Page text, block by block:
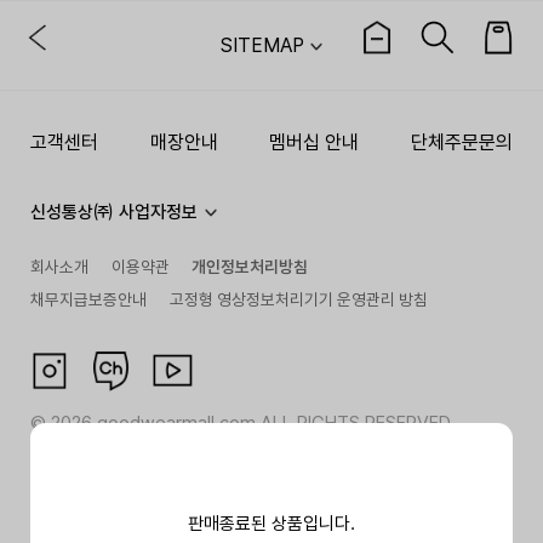
판매종료된 상품입니다.
SITEMAP
고객센터 매장안내 멤버십 안내 단체주문문의
신성통상㈜ 사업자정보
회사소개 이용약관
개인정보처리방침
채무지급보증안내
고정형 영상정보처리기기 운영관리 방침
©2026goodwearmall.com ALL RIGHTS RESERVED